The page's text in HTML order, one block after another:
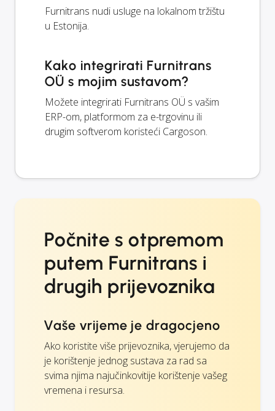
Furnitrans nudi usluge na lokalnom tržištu
u Estonija.
Kako integrirati Furnitrans
OÜ s mojim sustavom?
Možete integrirati Furnitrans OÜ s vašim
ERP-om, platformom za e-trgovinu ili
drugim softverom koristeći Cargoson.
Počnite s otpremom
putem Furnitrans i
drugih prijevoznika
Vaše vrijeme je dragocjeno
Ako koristite više prijevoznika, vjerujemo da
je korištenje jednog sustava za rad sa
svima njima najučinkovitije korištenje vašeg
vremena i resursa.